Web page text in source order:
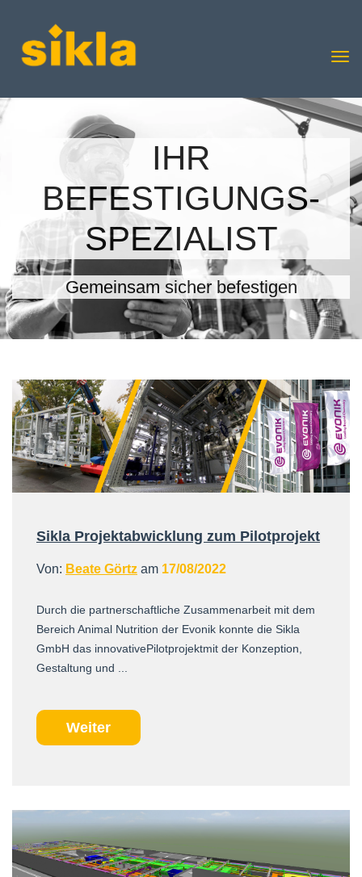
IHR
BEFESTIGUNGS-
SPEZIALIST
Gemeinsam sicher befestigen
Sikla Projektabwicklung zum Pilotprojekt
Von: Beate Görtz am 17/08/2022
Durch die partnerschaftliche Zusammenarbeit mit dem
Bereich Animal Nutrition der Evonik konnte die Sikla
GmbH das innovativePilotprojektmit der Konzeption,
Gestaltung und ...
Weiter